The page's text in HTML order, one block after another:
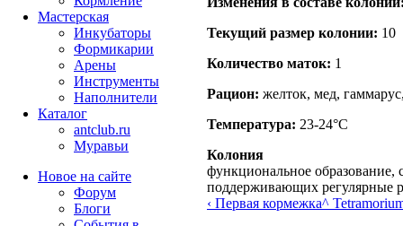
Текущий размер кoлонии: 10
Количество маток: 1
Рацион: желток, мед,
Температура: 23-24°C
Колония
функциональное образование,
поддерживающих регулярные
‹ Первая кормежка^
Мастерская
Инкубаторы
Формикарии
Арены
Инструменты
Наполнители
Каталог
antclub.ru
Муравьи
Новое на сайте
Форум
Блоги